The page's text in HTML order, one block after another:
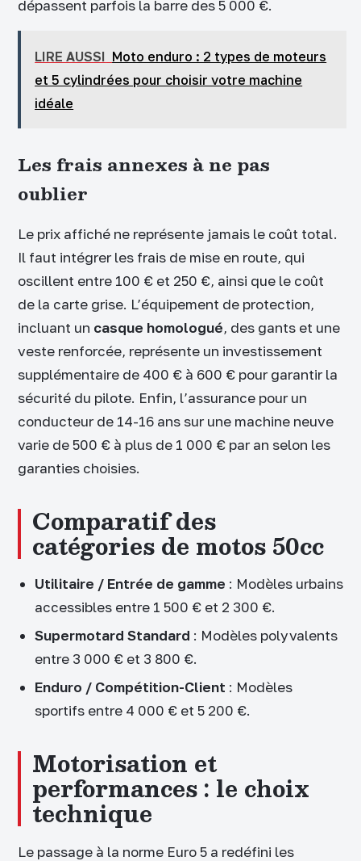
dépassent parfois la barre des 5 000 €.
LIRE AUSSI Moto enduro : 2 types de moteurs
et 5 cylindrées pour choisir votre machine
idéale
Les frais annexes à ne pas
oublier
Le prix affiché ne représente jamais le coût total.
Il faut intégrer les frais de mise en route, qui
oscillent entre 100 € et 250 €, ainsi que le coût
de la carte grise. L’équipement de protection,
incluant un casque homologué, des gants et une
veste renforcée, représente un investissement
supplémentaire de 400 € à 600 € pour garantir la
sécurité du pilote. Enfin, l’assurance pour un
conducteur de 14-16 ans sur une machine neuve
varie de 500 € à plus de 1 000 € par an selon les
garanties choisies.
Comparatif des
catégories de motos 50cc
Utilitaire / Entrée de gamme : Modèles urbains
accessibles entre 1 500 € et 2 300 €.
Supermotard Standard : Modèles polyvalents
entre 3 000 € et 3 800 €.
Enduro / Compétition-Client : Modèles
sportifs entre 4 000 € et 5 200 €.
Motorisation et
performances : le choix
technique
Le passage à la norme Euro 5 a redéfini les